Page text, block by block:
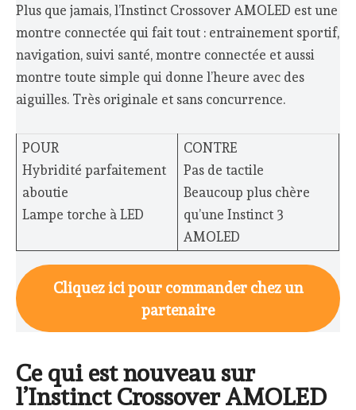
Plus que jamais, l’Instinct Crossover AMOLED est une
montre connectée qui fait tout : entrainement sportif,
navigation, suivi santé, montre connectée et aussi
montre toute simple qui donne l’heure avec des
aiguilles. Très originale et sans concurrence.
POUR
Hybridité parfaitement
aboutie
Lampe torche à LED
CONTRE
Pas de tactile
Beaucoup plus chère
qu’une Instinct 3
AMOLED
Cliquez ici pour commander chez un
partenaire
Ce qui est nouveau sur
l’Instinct Crossover AMOLED